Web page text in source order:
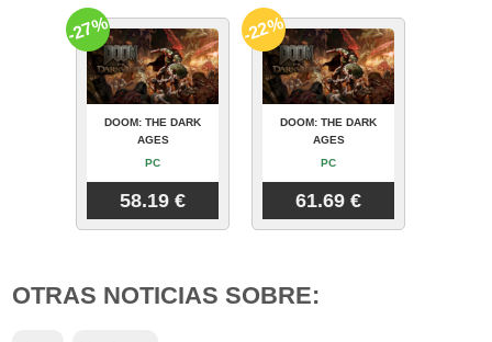
DOOM: THE DARK
AGES
PC
58.19 €
-27%
DOOM: THE DARK
AGES
PC
61.69 €
-22%
OTRAS NOTICIAS SOBRE: